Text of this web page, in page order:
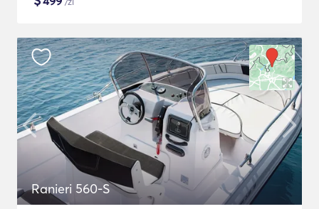
Ranieri 560-S